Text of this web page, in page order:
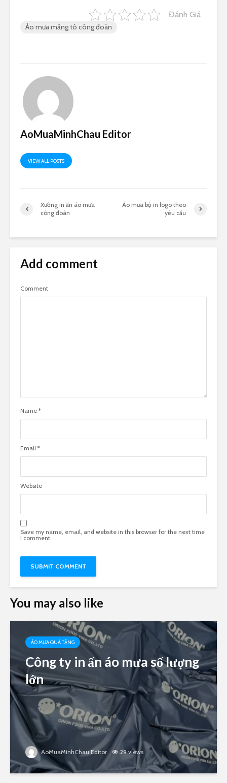
Đánh Giá
Áo mưa măng tô công đoàn
AoMuaMinhChau Editor
VIEW ALL POSTS
Xưởng in ấn áo mưa
công đoàn
Áo mưa bộ in logo theo
yêu cầu
Add comment
Comment
Name *
Email *
Website
Save my name, email, and website in this browser for the next time
I comment.
You may also like
ÁO MƯA QUÀ TẶNG
Công ty in ấn áo mưa số lượng
lớn
AoMuaMinhChau Editor 29 views